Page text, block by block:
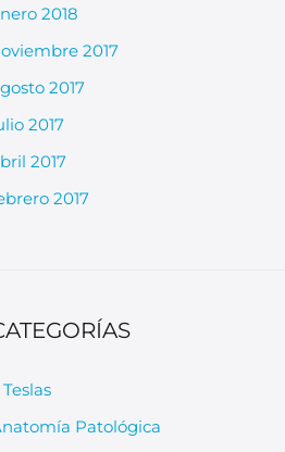
2018
2017
2017
2017
2017
2017
Teslas
Patológica